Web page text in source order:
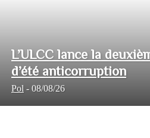
L’ULCC lance la
d’été anticorruption
Pol - 08/08/26